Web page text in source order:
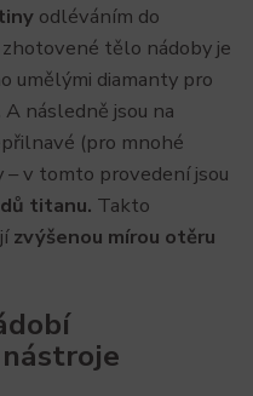
odléváním do
tělo nádoby je
umělými diamanty pro
A následně jsou na
(pro mnohé
v tomto provedení jsou
titanu. Takto
zvýšenou mírou otěru